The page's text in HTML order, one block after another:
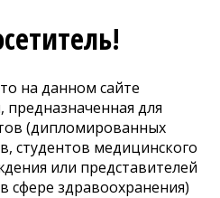
на данном сайте
для
(дипломированных
студентов медицинского
или представителей
здравоохранения)